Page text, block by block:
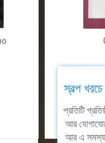
ও
স্বল্প
প্রতিটি
আর
আর এ